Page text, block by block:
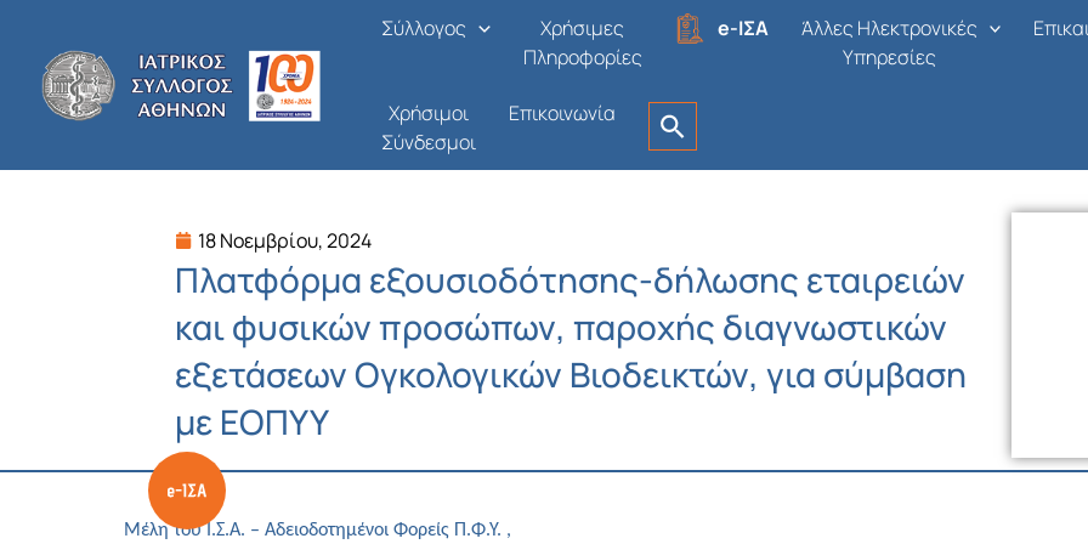
περιεχόμενο
Σύλλογος
Χρήσιμες
Πληροφορίες
e-ΙΣΑ
Άλλες Ηλεκτρονικές
Υπηρεσίες
Χρήσιμοι
Σύνδεσμοι
Επικοινωνία
18 Νοεμβρίου, 2024
Πλατφόρμα εξουσιοδότησης-δήλωσης εταιρειών
και φυσικών προσώπων, παροχής διαγνωστικών
εξετάσεων Ογκολογικών Βιοδεικτών, για σύμβαση
με ΕΟΠΥΥ
Μέλη του Ι.Σ.Α. – Αδειοδοτημένοι Φορείς Π.Φ.Υ. ,